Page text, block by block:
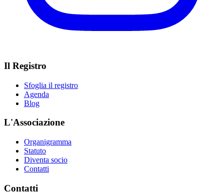
Il Registro
Sfoglia il registro
Agenda
Blog
L'Associazione
Organigramma
Statuto
Diventa socio
Contatti
Contatti